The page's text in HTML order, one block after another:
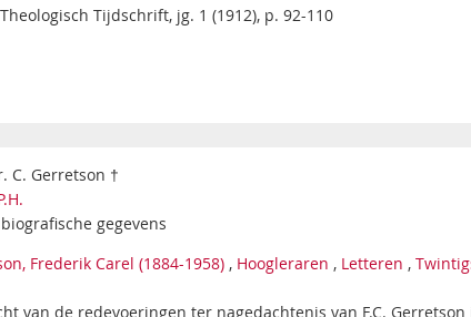
Tijdschrift, jg. 1 (1912), p. 92-110
C. Gerretson †
gegevens
Frederik Carel (1884-1958) , Hoogleraren , Letteren ,
van de redevoeringen ter nagedachtenis van F.C. Gerretson